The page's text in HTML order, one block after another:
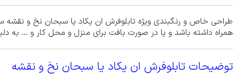
طراحی خاص و رنگبندی ویژه تابلوفرش ان یکاد یا سبحان نخ و نقشه
همراه داشته باشد و یا در صورت بافت برای منزل و محل کار و … به
توضیحات تابلوفرش ان یکاد یا سبحان نخ و نقشه